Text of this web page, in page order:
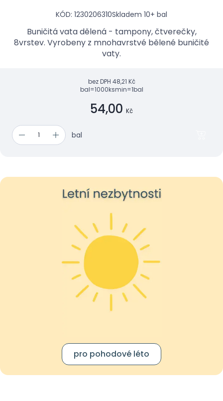
KÓD: 1230206310Skladem 10+ bal
Buničitá vata dělená - tampony, čtverečky,
8vrstev. Vyrobeny z mnohavrstvé bělené buničité
vaty.
bez DPH 48,21 Kč
bal=1000ksmin=1bal
54,00 Kč
bal
pro pohodové léto